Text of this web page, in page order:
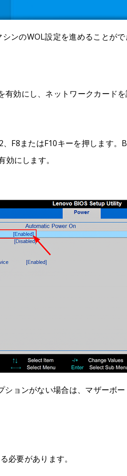
ンのWOL設定を進めることがで
効にし、ネットワークカードを
F8またはF10キーを押します。
にします。
ョンがない場合は、マザーボ
必要があります。